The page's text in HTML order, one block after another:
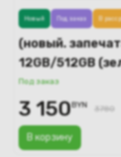
(новый.
12GB/512GB
Под заказ
В корзину
Новый Под заказ В
3 150BYN 3780